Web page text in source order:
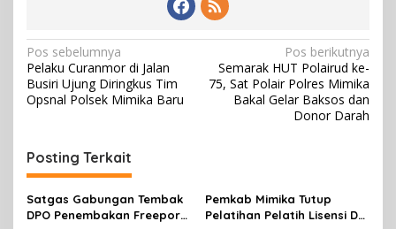
N
a
v
g
a
s
Pos sebelumnya
Pelaku Curanmor di Jalan
Busiri Ujung Diringkus Tim
Opsnal Polsek Mimika Baru
Pos berikutnya
Semarak HUT Polairud ke-
75, Sat Polair Polres Mimika
Bakal Gelar Baksos dan
Donor Darah
Posting Terkait
Satgas Gabungan Tembak
DPO Penembakan Freeport
Pemkab Mimika Tutup
Pelatihan Pelatih Lisensi D